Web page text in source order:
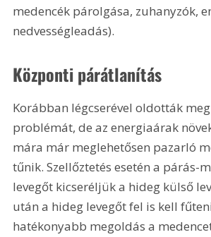
medencék párolgása, zuhanyzók,
nedvességleadás).
Központi párátlanítás
Korábban légcserével oldották
problémát, de az energiaárak
mára már meglehetősen pazarló
tűnik. Szellőztetés esetén a párás-
levegőt kicseréljük a hideg külső
után a hideg levegőt fel is kell
hatékonyabb megoldás a